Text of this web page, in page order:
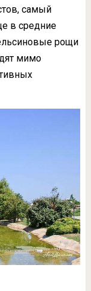
самый
в средние
рощи
мимо